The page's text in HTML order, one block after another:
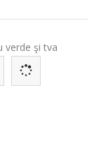
verde şi tva